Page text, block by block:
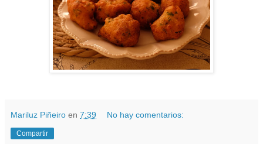
Mariluz Piñeiro en 7:39 No hay comentarios:
Compartir